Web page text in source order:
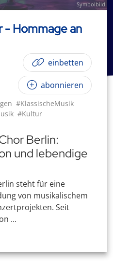
Symbolbild
- Hommage an
einbetten
abonnieren
#KlassischeMusik
#Kultur
Berlin:
und lebendige
steht für eine
von musikalischem
Seit
...